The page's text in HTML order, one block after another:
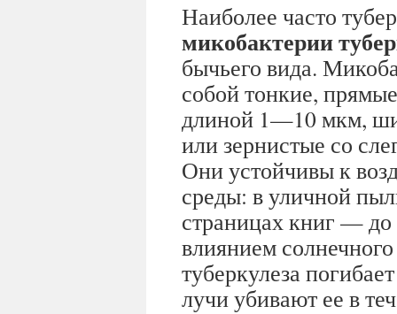
Наиболее часто
микобактерии
бычьего вида.
собой тонкие,
длиной 1—10 мкм,
или зернистые со
Они устойчивы к
среды: в уличной
страницах книг —
влиянием
туберкулеза
лучи убивают ее в